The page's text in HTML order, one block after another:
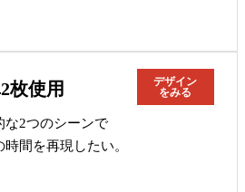
枚使用
デザイン
をみる
な2つのシーンで
時間を再現したい。